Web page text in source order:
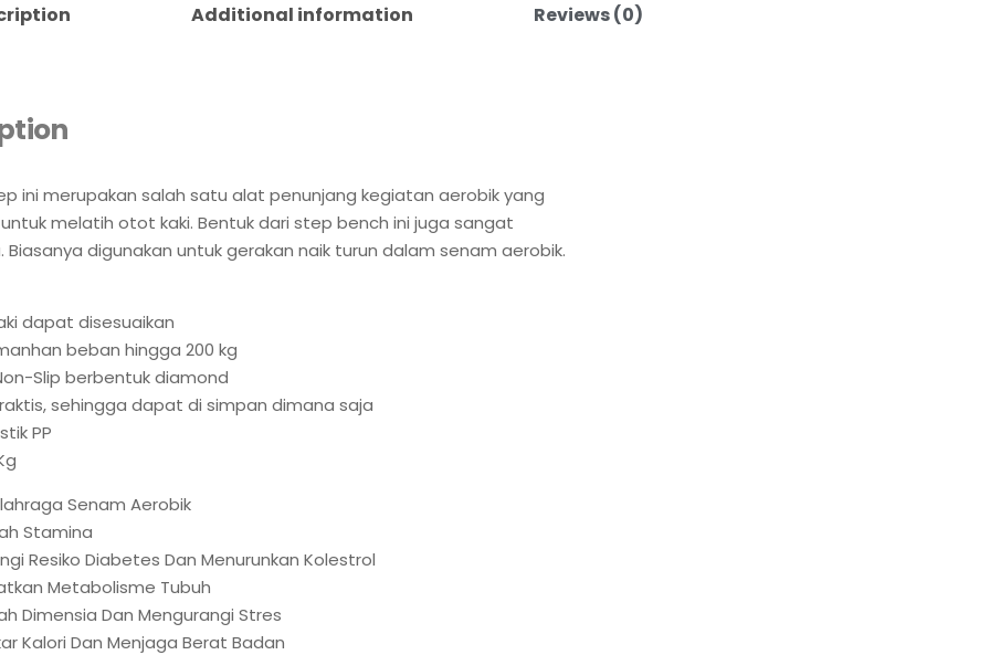
Additional information Reviews (0)
ini merupakan salah satu alat penunjang kegiatan aerobik yang
melatih otot kaki. Bentuk dari step bench ini juga sangat
Biasanya digunakan untuk gerakan naik turun dalam senam aerobik.
dapat disesuaikan
beban hingga 200 kg
Slip berbentuk diamond
sehingga dapat di simpan dimana saja
PP
Senam Aerobik
Stamina
Resiko Diabetes Dan Menurunkan Kolestrol
Metabolisme Tubuh
Dimensia Dan Mengurangi Stres
Kalori Dan Menjaga Berat Badan